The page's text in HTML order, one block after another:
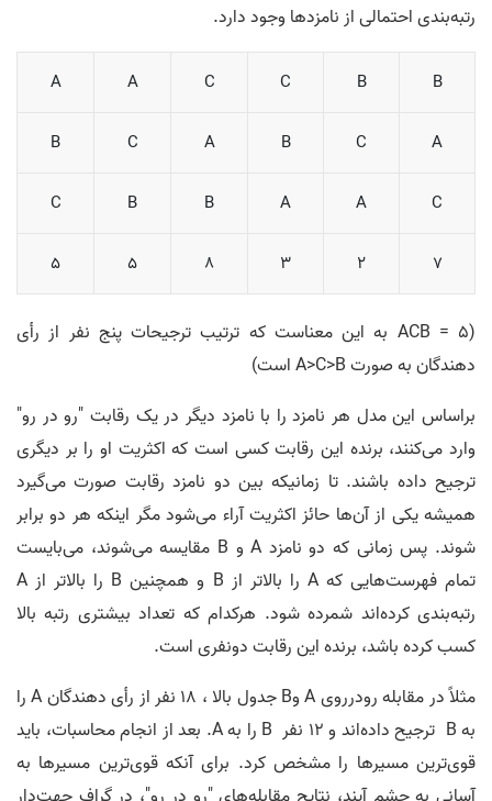
رتبه­‌بندی احتمالی از نامزدها وجود دارد.
B
B
C
C
A
A
A
C
B
A
C
B
C
A
A
B
B
C
7
2
3
8
5
5
(ACB = 5 به این معناست که ترتیب ترجیحات پنج نفر از رأی
دهندگان به صورت A>C>B است)
براساس این مدل هر نامزد را با نامزد دیگر در یک رقابت "رو در رو"
وارد می‌کنند، برنده این رقابت کسی است که اکثریت او را بر دیگری
ترجیح داده باشند. تا زمانیکه بین دو نامزد رقابت صورت می‌گیرد
همیشه یکی از آن‌ها حائز اکثریت آراء می‌شود مگر اینکه هر دو برابر
شوند. پس زمانی که دو نامزد A و B مقایسه می‌شوند، می‌بایست
تمام فهرست‌هایی که A را بالاتر از B و همچنین B را بالاتر از A
رتبه‌بندی کرده‌اند شمرده شود. هرکدام که تعداد بیشتری رتبه بالا
کسب کرده باشد، برنده این رقابت دونفری است.
مثلاً در مقابله رو­در­روی A وB جدول بالا ، 18 نفر از رأی دهندگان A را
به B ترجیح داده‌اند و 12 نفر B را به A. بعد از انجام محاسبات، باید
قوی‌ترین مسیرها را مشخص کرد. برای آنکه قوی‌ترین مسیرها به‌